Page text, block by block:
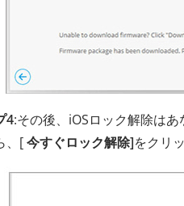
4:その後、iOSロック解除は
、[今すぐロック解除]をクリ